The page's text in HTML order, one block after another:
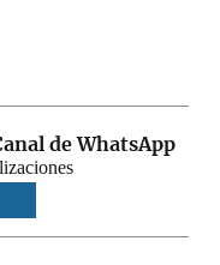
de WhatsApp